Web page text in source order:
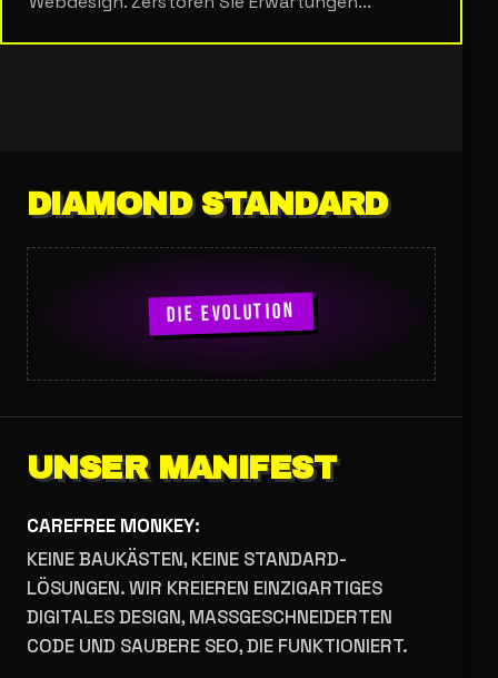
DIAMOND STANDARD
DIE EVOLUTION
UNSER MANIFEST
CAREFREE MONKEY:
KEINE BAUKÄSTEN, KEINE STANDARD-
LÖSUNGEN. WIR KREIEREN EINZIGARTIGES
DIGITALES DESIGN, MASSGESCHNEIDERTEN C
ODE UND SAUBERE SEO, DIE FUNKTIONIERT.